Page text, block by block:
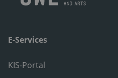
E-Services
KIS-Portal